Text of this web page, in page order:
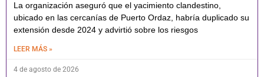
La organización aseguró que el yacimiento clandestino,
ubicado en las cercanías de Puerto Ordaz, habría duplicado su
extensión desde 2024 y advirtió sobre los riesgos
LEER MÁS »
4 de agosto de 2026